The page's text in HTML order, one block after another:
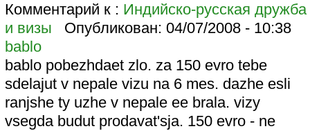
Комментарий к : Индийско-русская дружба
и визы
Опубликован: 04/07/2008 - 10:38
bablo
bablo pobezhdaet zlo. za 150 evro tebe
sdelajut v nepale vizu na 6 mes. dazhe esli
ranjshe ty uzhe v nepale ee brala. vizy
vsegda budut prodavat'sja. 150 evro - ne